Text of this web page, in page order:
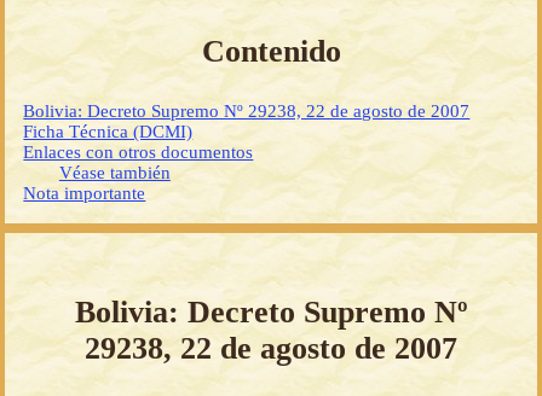
Contenido
Bolivia: Decreto Supremo Nº 29238, 22 de agosto de 2007
Ficha Técnica (DCMI)
Enlaces con otros documentos
Véase también
Nota importante
Bolivia: Decreto Supremo Nº
29238, 22 de agosto de 2007